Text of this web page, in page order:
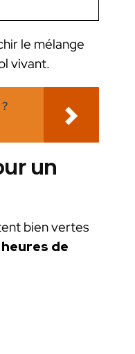
le mélange
vivant.
un
bien vertes
heures de